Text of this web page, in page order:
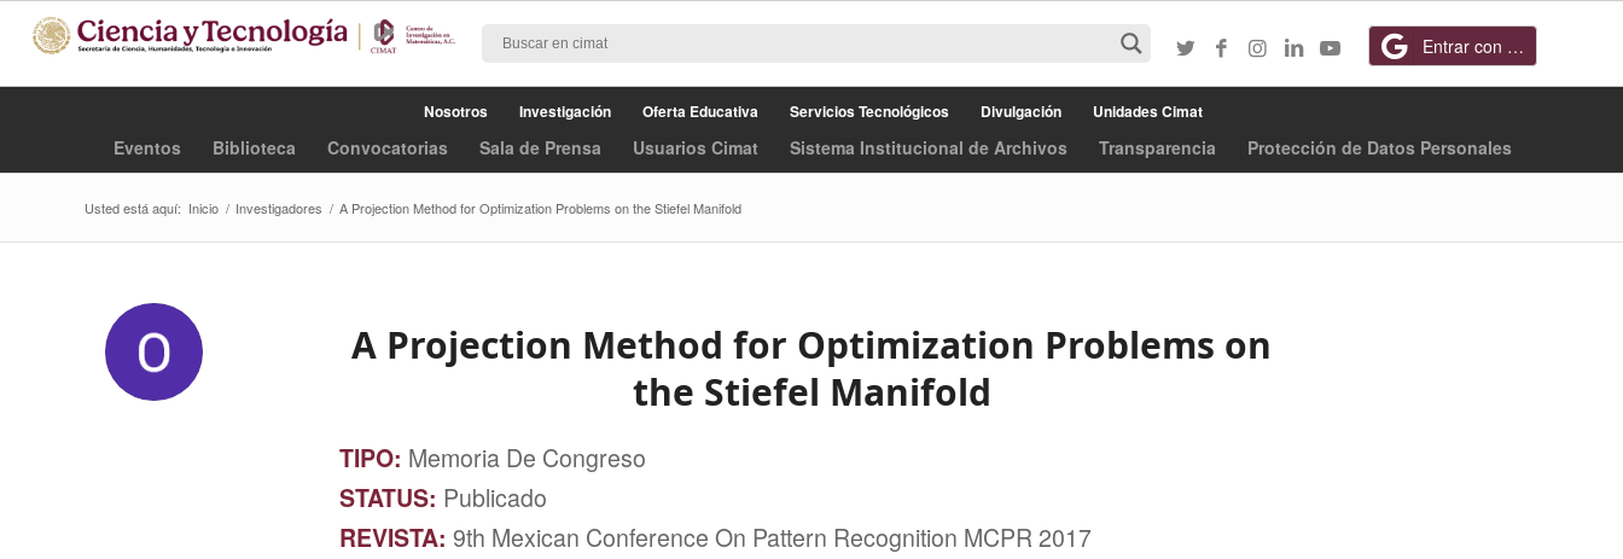
Entrar con Google
Nosotros Investigación Oferta Educativa Servicios Tecnológicos Divulgación Unidades Cimat
Eventos Biblioteca Convocatorias Sala de Prensa Usuarios Cimat Sistema Institucional de Archivos Transparencia Protección de Datos Personales
Usted está aquí: Inicio / Investigadores / A Projection Method for Optimization Problems on the Stiefel Manifold
A Projection Method for Optimization Problems on
the Stiefel Manifold
TIPO: Memoria De Congreso
STATUS: Publicado
REVISTA: 9th Mexican Conference On Pattern Recognition MCPR 2017